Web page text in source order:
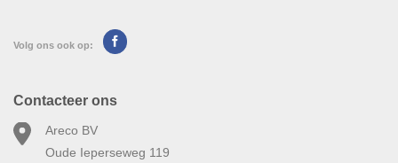
Volg ons ook op:
Contacteer ons
Areco BV
Oude Ieperseweg 119